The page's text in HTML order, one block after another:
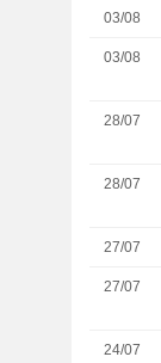
03/08
03/08
28/07
28/07
27/07
27/07
24/07